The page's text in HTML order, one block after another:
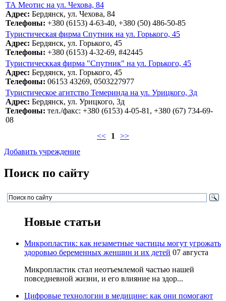
ТА Меотис на ул. Чехова, 84
Адрес: Бердянск, ул. Чехова, 84
Телефоны: +380 (6153) 4-63-40, +380 (50) 486-50-85
Туристическая фирма Спутник на ул. Горького, 45
Адрес: Бердянск, ул. Горького, 45
Телефоны: +380 (6153) 4-32-69, #42445
Туристическкая фирма "Спутник" на ул. Горького, 45
Адрес: Бердянск, ул. Горького, 45
Телефоны: 06153 43269, 0503227977
Туристическое агнтство Темеринда на ул. Урицкого, 3д
Адрес: Бердянск, ул. Урицкого, 3д
Телефоны: тел./факс: +380 (6153) 4-05-81, +380 (67) 734-69-
08
<<
1 >>
Добавить учреждение
Поиск по сайту
Новые статьи
Микропластик: как незаметные частицы могут угрожать
здоровью беременных женщин и их детей 07 августа
Микропластик стал неотъемлемой частью нашей
повседневной жизни, и его влияние на здор...
Цифровые технологии в медицине: как они помогают